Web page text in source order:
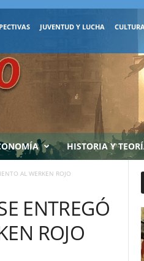
JUVENTUD Y LUCHA
HISTORIA Y
AL WERKEN ROJO
ENTREGÓ
ROJO